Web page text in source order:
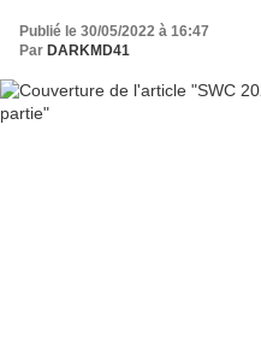
Publié le 30/05/2022 à 16:47
Par DARKMD41